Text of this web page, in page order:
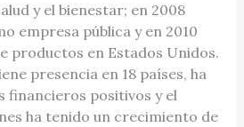
y el bienestar; en 2008
empresa pública y en 2010
productos en Estados Unidos.
presencia en 18 países, ha
financieros positivos y el
ha tenido un crecimiento de